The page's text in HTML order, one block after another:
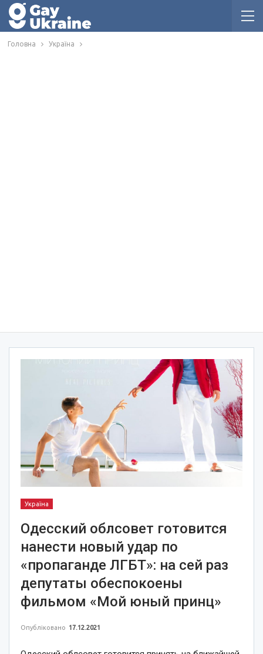
Головна Україна
Україна
Одесский облсовет готовится
нанести новый удар по
«пропаганде ЛГБТ»: на сей раз
депутаты обеспокоены
фильмом «Мой юный принц»
Опубліковано 17.12.2021